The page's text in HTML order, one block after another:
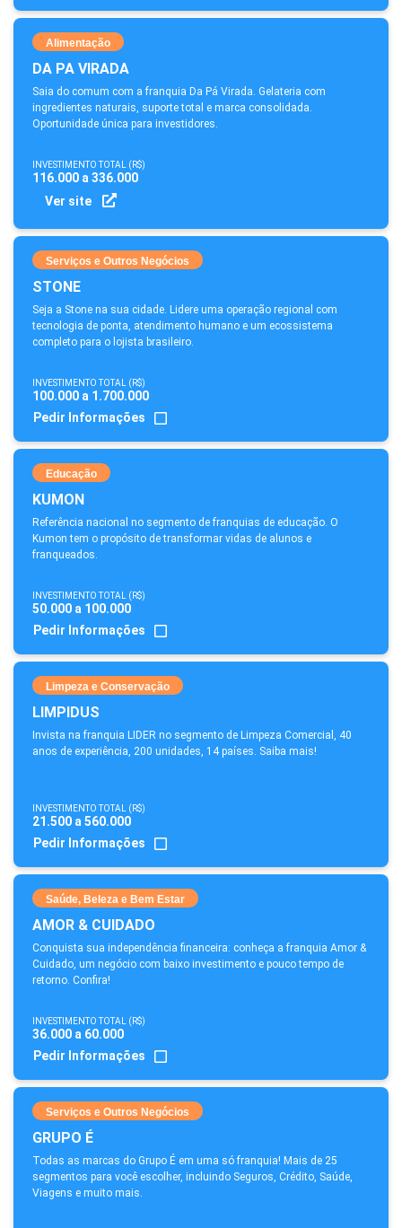
Alimentação
DA PA VIRADA
Saia do comum com a franquia Da Pá Virada. Gelateria com
ingredientes naturais, suporte total e marca consolidada.
Oportunidade única para investidores.
INVESTIMENTO TOTAL (R$)
116.000 a 336.000
Ver site
Serviços e Outros Negócios
STONE
Seja a Stone na sua cidade. Lidere uma operação regional com
tecnologia de ponta, atendimento humano e um ecossistema
completo para o lojista brasileiro.
INVESTIMENTO TOTAL (R$)
100.000 a 1.700.000
Pedir Informações
Educação
KUMON
Referência nacional no segmento de franquias de educação. O
Kumon tem o propósito de transformar vidas de alunos e
franqueados.
INVESTIMENTO TOTAL (R$)
50.000 a 100.000
Pedir Informações
Limpeza e Conservação
LIMPIDUS
Invista na franquia LIDER no segmento de Limpeza Comercial, 40
anos de experiência, 200 unidades, 14 países. Saiba mais!
INVESTIMENTO TOTAL (R$)
21.500 a 560.000
Pedir Informações
Saúde, Beleza e Bem Estar
AMOR & CUIDADO
Conquista sua independência financeira: conheça a franquia Amor &
Cuidado, um negócio com baixo investimento e pouco tempo de
retorno. Confira!
INVESTIMENTO TOTAL (R$)
36.000 a 60.000
Pedir Informações
Serviços e Outros Negócios
GRUPO É
Todas as marcas do Grupo É em uma só franquia! Mais de 25
segmentos para você escolher, incluindo Seguros, Crédito, Saúde,
Viagens e muito mais.